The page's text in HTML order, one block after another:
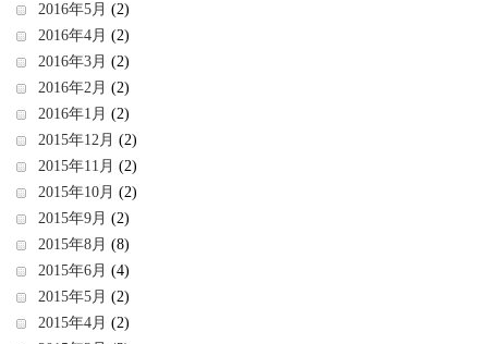
2016年5月 (2)
2016年4月 (2)
2016年3月 (2)
2016年2月 (2)
2016年1月 (2)
2015年12月 (2)
2015年11月 (2)
2015年10月 (2)
2015年9月 (2)
2015年8月 (8)
2015年6月 (4)
2015年5月 (2)
2015年4月 (2)